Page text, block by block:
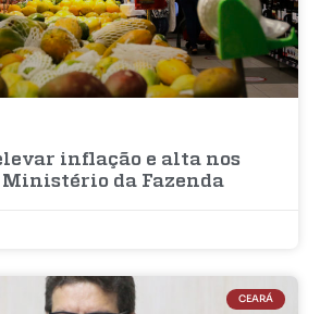
inflação e alta nos
Ministério da Fazenda
CEARÁ